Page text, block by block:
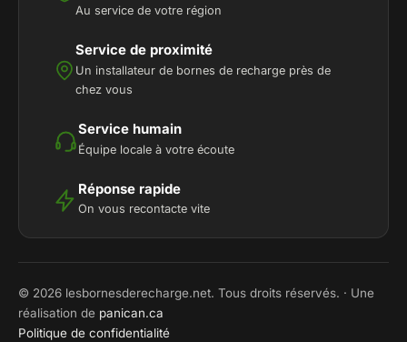
Au service de votre région
Service de proximité
Un installateur de bornes de recharge près de
chez vous
Service humain
Équipe locale à votre écoute
Réponse rapide
On vous recontacte vite
© 2026 lesbornesderecharge.net. Tous droits réservés. · Une
réalisation de panican.ca
Politique de confidentialité